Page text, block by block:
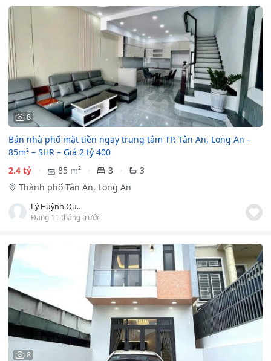
8
Bán nhà phố mặt tiền ngay trung tâm TP. Tân An, Long An –
85m² – SHR – Giá 2 tỷ 400
2.4 tỷ
85 m² 3
3
Thành phố Tân An, Long An
Lý Huỳnh Quốc Huy
Đăng 11 tháng trước
8